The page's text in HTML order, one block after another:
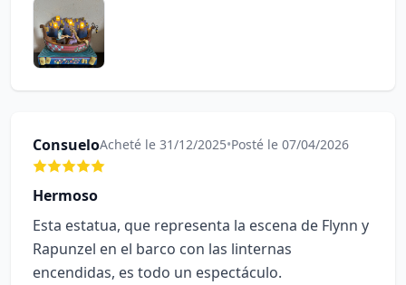
ConsueloAcheté le 31/12/2025•Posté le 07/04/2026
Hermoso
Esta estatua, que representa la escena de Flynn y
Rapunzel en el barco con las linternas
encendidas, es todo un espectáculo.